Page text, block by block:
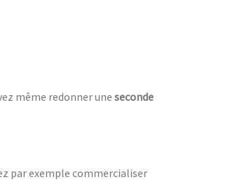
même redonner une seconde
par exemple commercialiser